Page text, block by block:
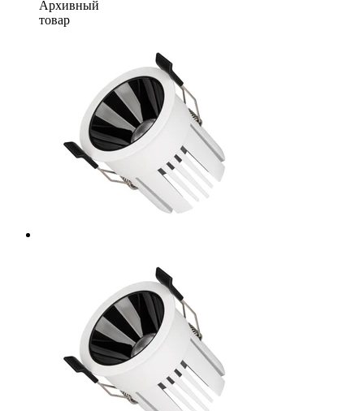
Архивный
товар